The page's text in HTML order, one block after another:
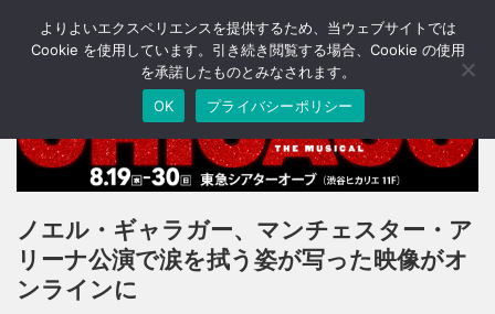
T
o
n
v
i
g
a
ノエル・ギャラガー、マンチェスター・ア
リーナ公演で涙を拭う姿が写った映像がオ
ンラインに
よりよいエクスペリエンスを提供するため、当ウェブサイトでは
Cookie を使用しています。引き続き閲覧する場合、Cookie の使用
を承諾したものとみなされます。
OK
プライバシーポリシー